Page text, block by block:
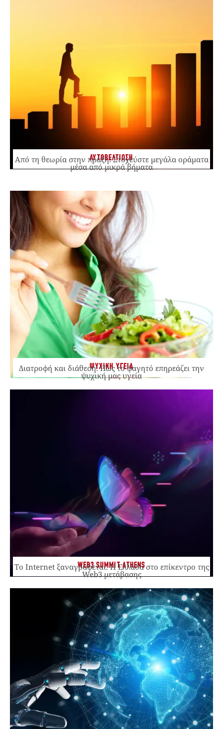
ΑΥΤΟΒΕΛΤΙΩΣΗ
Από τη θεωρία στην πράξη: Στοχεύστε μεγάλα οράματα
μέσα από μικρά βήματα
ΨΥΧΙΚΗ ΥΓΕΙΑ
Διατροφή και διάθεση: Πώς το φαγητό επηρεάζει την
ψυχική μας υγεία
WEB3 SUMMIT ATHENS
Το Internet ξαναγράφεται. Η Ελλάδα στο επίκεντρο της
Web3 μετάβασης